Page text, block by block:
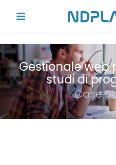
Gestionale web
studi di
Case